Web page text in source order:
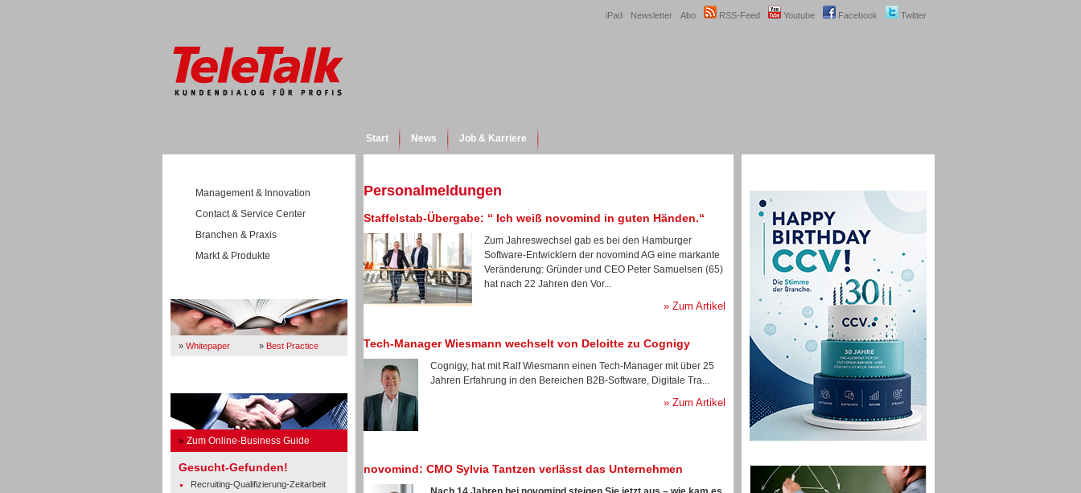
Twitter
Facebook
Youtube
RSS-Feed
Abo
Newsletter
iPad
Start News Job & Karriere
Management & Innovation
Contact & Service Center
Branchen & Praxis
Markt & Produkte
» Whitepaper » Best Practice
» Zum Online-Business Guide
Gesucht-Gefunden!
Recruiting-Qualifizierung-Zeitarbeit
Personalmeldungen
Staffelstab-Übergabe: “ Ich weiß novomind in guten Händen.“
Zum Jahreswechsel gab es bei den Hamburger
Software-Entwicklern der novomind AG eine markante
Veränderung: Gründer und CEO Peter Samuelsen (65)
hat nach 22 Jahren den Vor...
» Zum Artikel
Tech-Manager Wiesmann wechselt von Deloitte zu Cognigy
Cognigy, hat mit Ralf Wiesmann einen Tech-Manager mit über 25
Jahren Erfahrung in den Bereichen B2B-Software, Digitale Tra...
» Zum Artikel
novomind: CMO Sylvia Tantzen verlässt das Unternehmen